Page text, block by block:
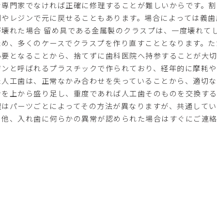
門家でなければ正確に修理することが難しいからです。
レジンで元に戻せることもあります。場合によっては義
れた場合 留め具である金属製のクラスプは、一度壊れ
、多くのケースでクラスプを作り直すこととなります。
となることから、捨てずに歯科医院へ持参することが
と呼ばれるプラスチックで作られており、経年的に摩耗
工歯は、正常なかみ合わせを失っていることから、適切
上から盛り足し、重度であれば人工歯そのものを交換
パーツごとによってその方法が異なりますが、共通して
、入れ歯に何らかの異常が認められた場合はすぐにご連